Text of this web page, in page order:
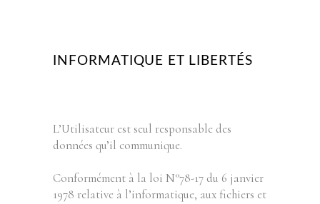
INFORMATIQUE ET LIBERTÉS
L’Utilisateur est seul responsable des
données qu’il communique.
Conformément à la loi N°78-17 du 6 janvier
1978 relative à l’informatique, aux fichiers et